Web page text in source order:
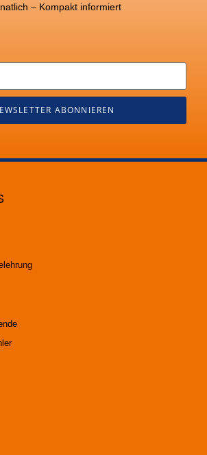
– Kompakt informiert
ABONNIEREN